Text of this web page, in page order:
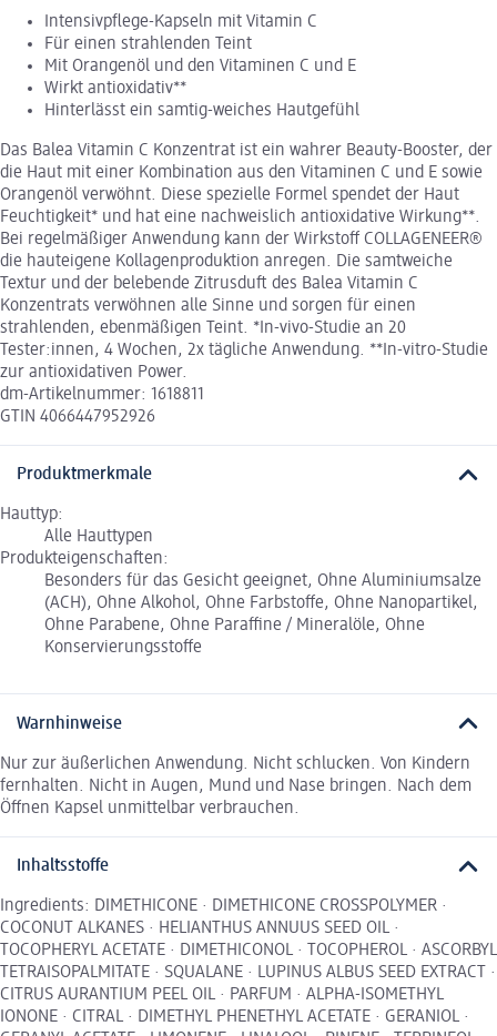
Intensivpflege-Kapseln mit Vitamin C
Für einen strahlenden Teint
Mit Orangenöl und den Vitaminen C und E
Wirkt antioxidativ**
Hinterlässt ein samtig-weiches Hautgefühl
Das Balea Vitamin C Konzentrat ist ein wahrer Beauty-Booster, der
die Haut mit einer Kombination aus den Vitaminen C und E sowie
Orangenöl verwöhnt. Diese spezielle Formel spendet der Haut
Feuchtigkeit* und hat eine nachweislich antioxidative Wirkung**.
Bei regelmäßiger Anwendung kann der Wirkstoff COLLAGENEER®
die hauteigene Kollagenproduktion anregen. Die samtweiche
Textur und der belebende Zitrusduft des Balea Vitamin C
Konzentrats verwöhnen alle Sinne und sorgen für einen
strahlenden, ebenmäßigen Teint. *In-vivo-Studie an 20
Tester:innen, 4 Wochen, 2x tägliche Anwendung. **In-vitro-Studie
zur antioxidativen Power.
dm-Artikelnummer: 1618811
GTIN 4066447952926
Produktmerkmale
Hauttyp:
Alle Hauttypen
Produkteigenschaften:
Besonders für das Gesicht geeignet, Ohne Aluminiumsalze
(ACH), Ohne Alkohol, Ohne Farbstoffe, Ohne Nanopartikel,
Ohne Parabene, Ohne Paraffine / Mineralöle, Ohne
Konservierungsstoffe
Warnhinweise
Nur zur äußerlichen Anwendung. Nicht schlucken. Von Kindern
fernhalten. Nicht in Augen, Mund und Nase bringen. Nach dem
Öffnen Kapsel unmittelbar verbrauchen.
Inhaltsstoffe
Ingredients: DIMETHICONE · DIMETHICONE CROSSPOLYMER ·
COCONUT ALKANES · HELIANTHUS ANNUUS SEED OIL ·
TOCOPHERYL ACETATE · DIMETHICONOL · TOCOPHEROL · ASCORBYL
TETRAISOPALMITATE · SQUALANE · LUPINUS ALBUS SEED EXTRACT ·
CITRUS AURANTIUM PEEL OIL · PARFUM · ALPHA-ISOMETHYL
IONONE · CITRAL · DIMETHYL PHENETHYL ACETATE · GERANIOL ·